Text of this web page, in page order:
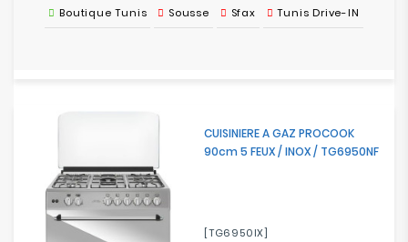
Boutique Tunis Sousse Sfax Tunis Drive-IN
CUISINIERE A GAZ PROCOOK
90cm 5 FEUX / INOX / TG6950NF
[TG6950IX]